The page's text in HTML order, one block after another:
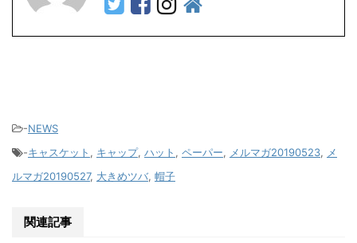
-NEWS
-キャスケット , キャップ, ハット , ペーパー, メルマガ20190523, メ
ルマガ20190527, 大きめツバ, 帽子
関連記事